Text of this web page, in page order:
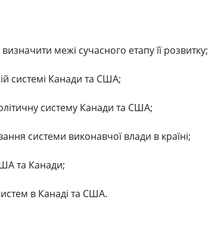
межі сучасного етапу її розвитку;
системі Канади та США;
систему Канади та США;
системи виконавчої влади в країні;
та Канади;
в Канаді та США.